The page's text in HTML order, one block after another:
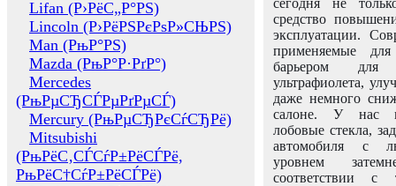
Lifan (Р›РёС„Р°РЅ)
Lincoln (Р›РёРЅРєРѕР»СЊРЅ)
Man (РњР°РЅ)
Mazda (РњР°Р·РґР°)
Mercedes
(РњРµСЂСЃРµРґРµСЃ)
Mercury (РњРµСЂРєСѓСЂРё)
Mitsubishi
(РњРёС‚СЃСѓР±РёСЃРё,
РњРёС†СѓР±РёСЃРё)
сегодня не
средство
эксплуатации.
применяемые
барьером для
ультрафиолета,
даже немного
салоне. У нас
лобовые стекла,
автомобиля с
уровнем
соответствии с